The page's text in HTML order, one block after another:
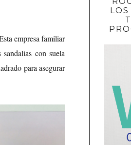
empresa familiar
con suela
para asegurar